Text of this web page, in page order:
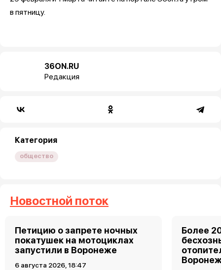
в пятницу.
36ON.RU
Редакция
Категория
общество
Новостной поток
Петицию о запрете ночных
покатушек на мотоциклах
запустили в Воронеже
6 августа 2026, 18:47
Более